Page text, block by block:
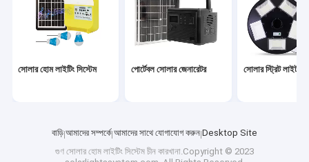
সোলার হোম লাইটিং সিস্টেম পোর্টেবল সোলার জেনারেটর সোলার স্ট্রিট লাইট
বাড়ি আমাদের সম্পর্কে আমাদের সাথে যোগাযোগ করুন Desktop Site
গুণ সোলার হোম লাইটিং সিস্টেম চীন কারখানা.Copyright © 2023